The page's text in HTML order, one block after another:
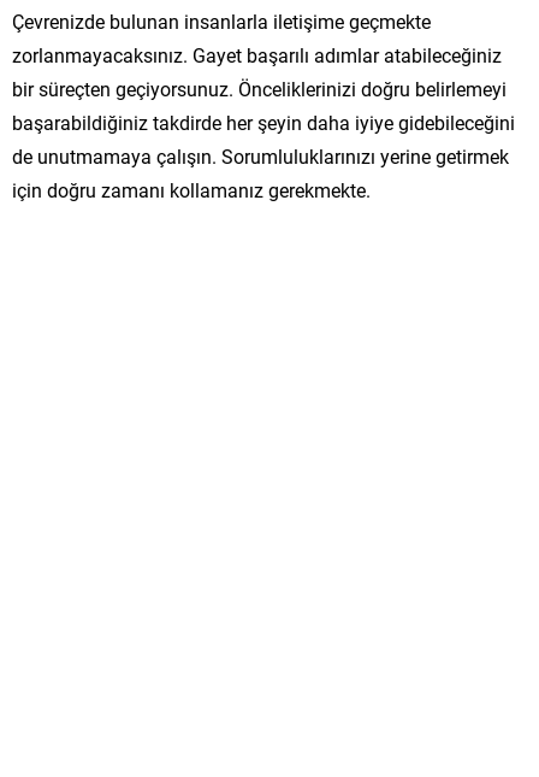
Çevrenizde bulunan insanlarla iletişime geçmekte
zorlanmayacaksınız. Gayet başarılı adımlar atabileceğiniz
bir süreçten geçiyorsunuz. Önceliklerinizi doğru belirlemeyi
başarabildiğiniz takdirde her şeyin daha iyiye gidebileceğini
de unutmamaya çalışın. Sorumluluklarınızı yerine getirmek
için doğru zamanı kollamanız gerekmekte.